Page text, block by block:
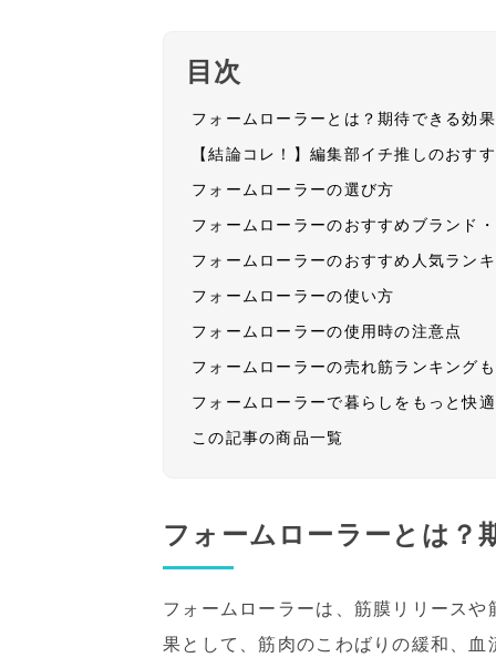
目次
フォームローラーとは？期待できる効果
【結論コレ！】編集部イチ推しのおす
フォームローラーの選び方
フォームローラーのおすすめブランド
フォームローラーのおすすめ人気ラ
フォームローラーの使い方
フォームローラーの使用時の注意点
フォームローラーの売れ筋ランキング
フォームローラーで暮らしをもっと快
この記事の商品一覧
フォームローラーとは？
フォームローラーは、筋膜リリース
果として、筋肉のこわばりの緩和、